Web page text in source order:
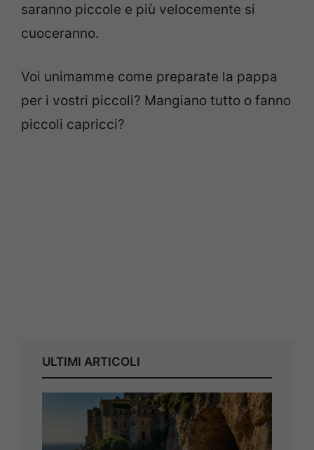
saranno piccole e più velocemente si
cuoceranno.
Voi unimamme come preparate la pappa
per i vostri piccoli? Mangiano tutto o fanno
piccoli capricci?
ULTIMI ARTICOLI